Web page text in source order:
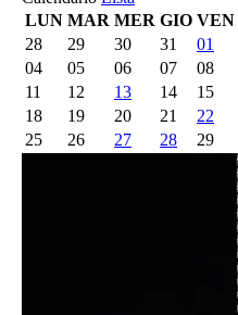
LUN MAR MER GIO VEN
28
29 30 31 01
04
05 06 07 08
11
12 13 14 15
18
19 20 21 22
25
26 27 28 29